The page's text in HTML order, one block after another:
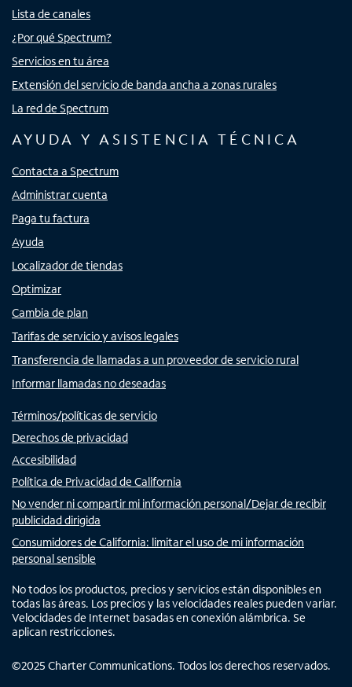
Lista de canales
¿Por qué Spectrum?
Servicios en tu área
Extensión del servicio de banda ancha a zonas rurales
La red de Spectrum
AYUDA Y ASISTENCIA TÉCNICA
Contacta a Spectrum
Administrar cuenta
Paga tu factura
Ayuda
Localizador de tiendas
Optimizar
Cambia de plan
Tarifas de servicio y avisos legales
Transferencia de llamadas a un proveedor de servicio rural
Informar llamadas no deseadas
Términos/políticas de servicio
Derechos de privacidad
Accesibilidad
Política de Privacidad de California
No vender ni compartir mi información personal/Dejar de recibir
publicidad dirigida
Consumidores de California: limitar el uso de mi información
personal sensible
No todos los productos, precios y servicios están disponibles en
todas las áreas. Los precios y las velocidades reales pueden variar.
Velocidades de Internet basadas en conexión alámbrica. Se
aplican restricciones.
©2025 Charter Communications. Todos los derechos reservados.